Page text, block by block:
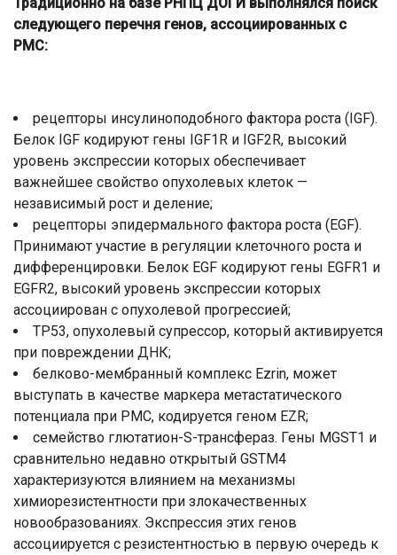
следующего перечня генов, ассоциированных с
РМС:
рецепторы инсулиноподобного фактора роста (IGF).
Белок IGF кодируют гены IGF1R и IGF2R, высокий
уровень экспрессии которых обеспечивает
важнейшее свойство опухолевых клеток —
независимый рост и деление;
рецепторы эпидермального фактора роста (EGF).
Принимают участие в регуляции клеточного роста и
дифференцировки. Белок EGF кодируют гены EGFR1 и
EGFR2, высокий уровень экспрессии которых
ассоциирован с опухолевой прогрессией;
TP53, опухолевый супрессор, который активируется
при повреждении ДНК;
белково-мембранный комплекс Ezrin, может
выступать в качестве маркера метастатического
потенциала при РМС, кодируется геном EZR;
семейство глютатион-S-трансфераз. Гены MGST1 и
сравнительно недавно открытый GSTM4
характеризуются влиянием на механизмы
химиорезистентности при злокачественных
новообразованиях. Экспрессия этих генов
ассоциируется с резистентностью в первую очередь к